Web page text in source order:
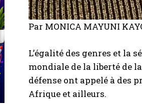
Par MONICA MAYUNI
L’égalité des genres et la
mondiale de la liberté de
défense ont appelé à des
Afrique et ailleurs.